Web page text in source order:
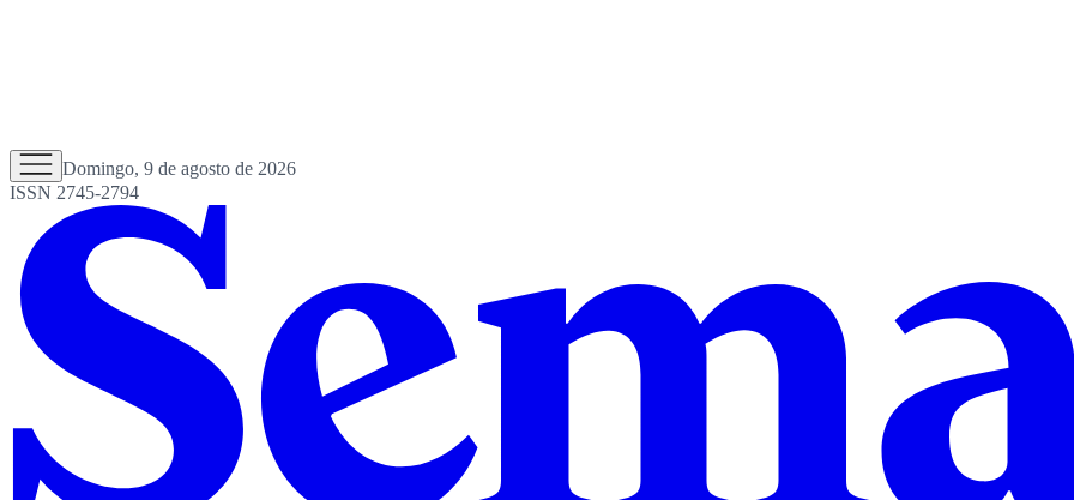
Domingo, 9 de agosto de 2026
ISSN 2745-2794